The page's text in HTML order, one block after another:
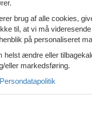
brug af alle cookies,
til, at vi må
på personaliseret
helst ændre eller
eller markedsføring.
Persondatapolitik